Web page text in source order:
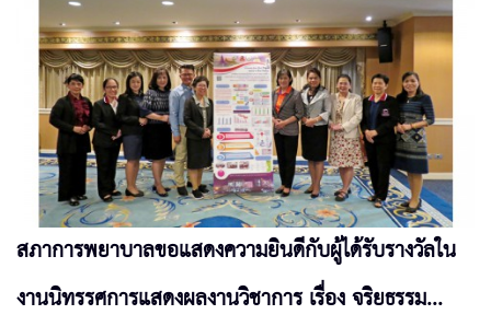
สภาการพยาบาลขอแสดงความยินดีกับผู้ได้รับรางวัลใน
งานนิทรรศการแสดงผลงานวิชาการ เรื่อง จริยธรรม...